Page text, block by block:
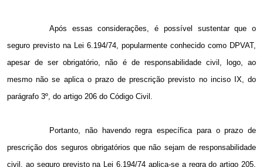
Após essas considerações, é possível sustentar que o
seguro previsto na Lei 6.194/74, popularmente conhecido como DPVAT,
apesar de ser obrigatório, não é de responsabilidade civil, logo, ao
mesmo não se aplica o prazo de prescrição previsto no inciso IX, do
parágrafo 3º, do artigo 206 do Código Civil.
Portanto, não havendo regra específica para o prazo de
prescrição dos seguros obrigatórios que não sejam de responsabilidade
civil, ao seguro previsto na Lei 6.194/74 aplica-se a regra do artigo 205,